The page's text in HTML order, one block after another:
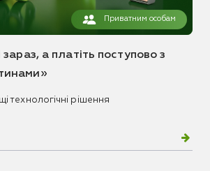
Приватним особам
а платіть поступово з
технологічні рішення